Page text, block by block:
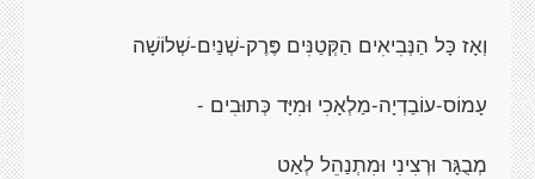
וְאָז כָּל הַנְּבִיאִים הַקְּטַנִּים פֶּרֶק-שְׁנַיִם-שְׁלוֹשָׁה
עָמוֹס-עוֹבַדְיָה-מַלְאָכִי וּמִיָּד כְּתוּבִים -
מְבֻגָּר וּרְצִינִי וּמִתְנַהֵל לְאַט